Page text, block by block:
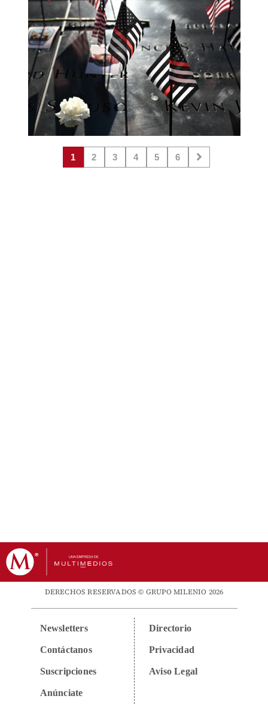
1 2 3 4 5 6
DERECHOS RESERVADOS © GRUPO MILENIO 2026
Newsletters
Contáctanos
Suscripciones
Anúnciate
Directorio
Privacidad
Aviso Legal